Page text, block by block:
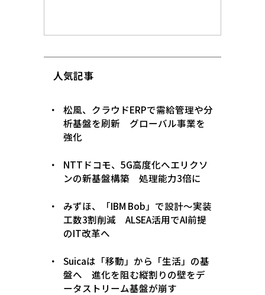
人気記事
松風、クラウドERPで需給管理や分
析基盤を刷新 グローバル事業を
強化
NTTドコモ、5G高度化へエリクソ
ンの新基盤構築 処理能力3倍に
みずほ、「IBM Bob」で設計〜実装
工数3割削減 ALSEA活用でAI前提
のIT改革へ
Suicaは「移動」から「生活」の基
盤へ 進化を阻む縦割りの壁をデ
ータストリーム基盤が崩す